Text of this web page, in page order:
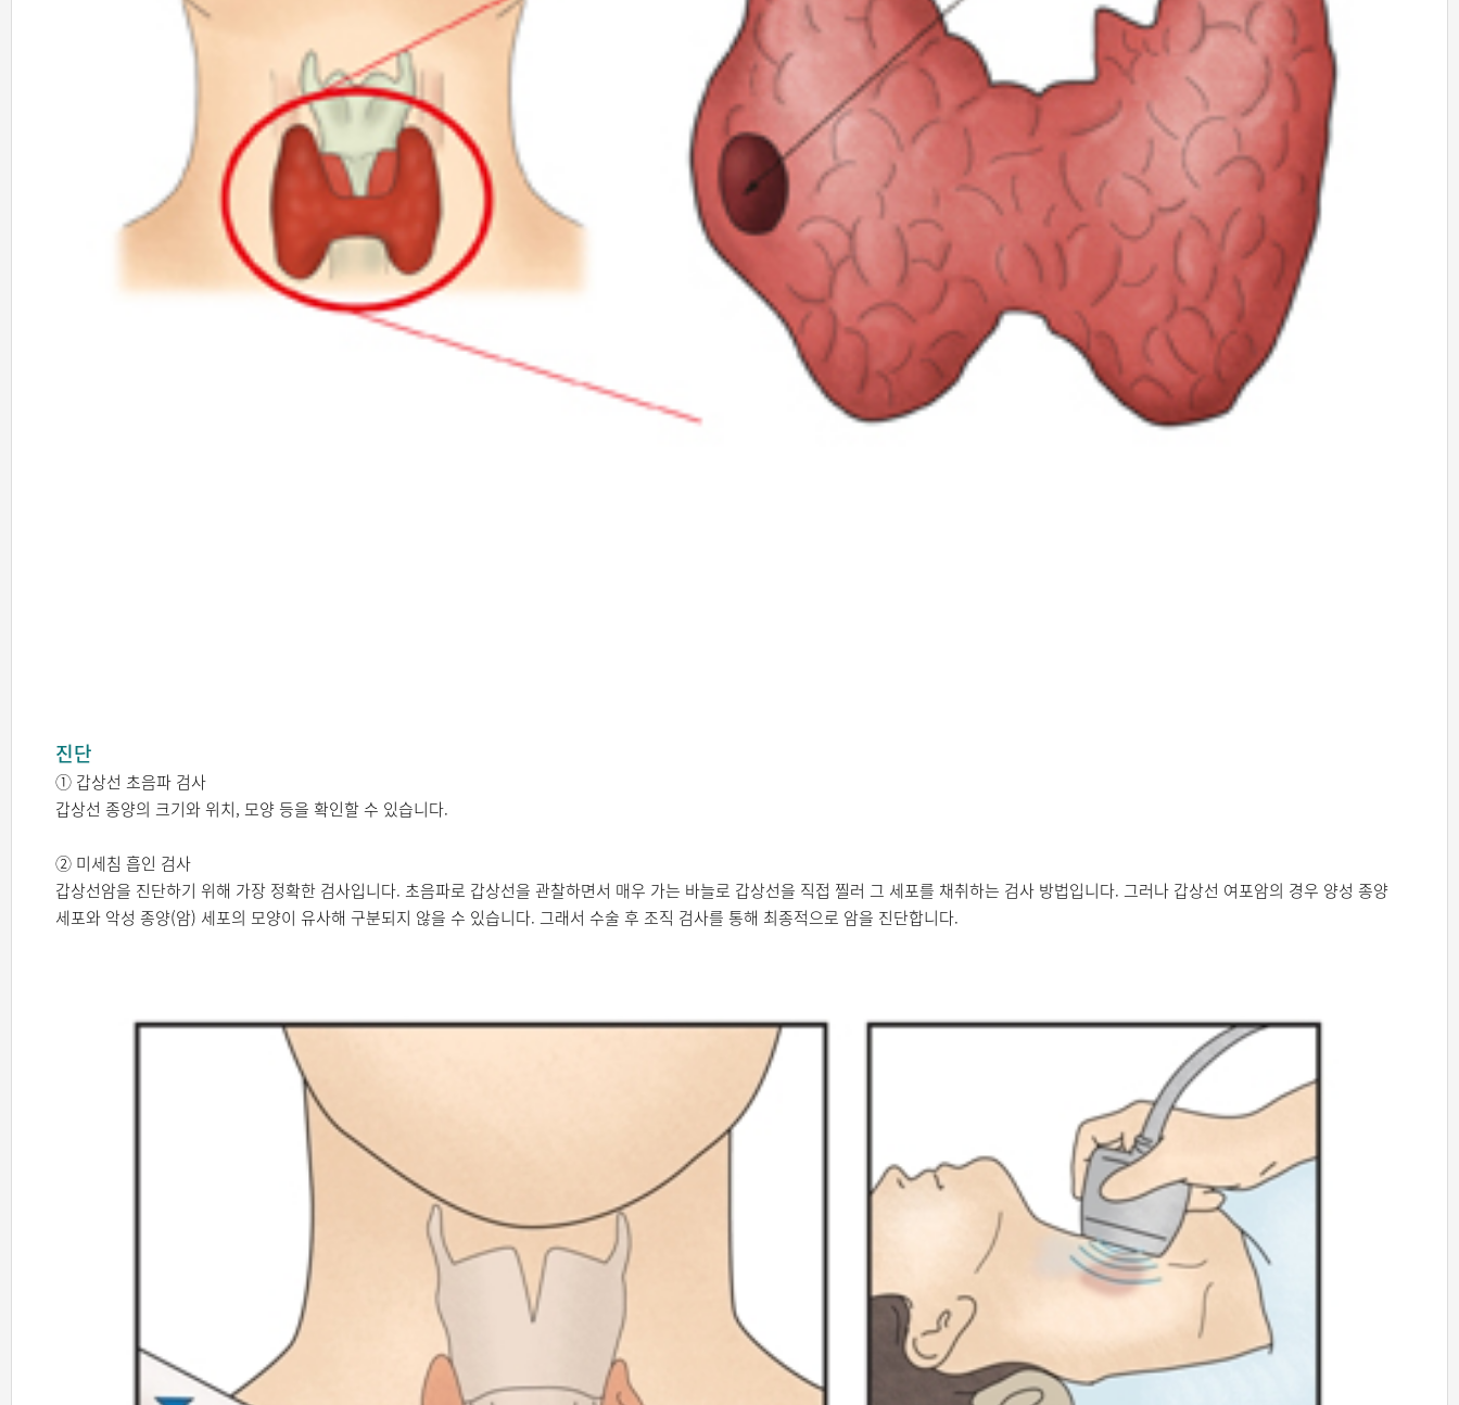
진단
① 갑상선 초음파 검사
갑상선 종양의 크기와 위치, 모양 등을 확인할 수 있습니다.
② 미세침 흡인 검사
갑상선암을 진단하기 위해 가장 정확한 검사입니다. 초음파로 갑상선을 관찰하면서 매우 가는 바늘로 갑상선을 직접 찔러 그 세포를 채취하는 검사 방법입니다. 그러나 갑상선 여포암의 경우 양성 종양
세포와 악성 종양(암) 세포의 모양이 유사해 구분되지 않을 수 있습니다. 그래서 수술 후 조직 검사를 통해 최종적으로 암을 진단합니다.